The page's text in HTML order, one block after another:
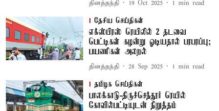
தினத்தந்தி 19 Oct 2025 1 min read
தேசிய செய்திகள்
எக்ஸ்பிரஸ் ரெயிலில் 2 தடவை
பெட்டிகள் கழன்று ஓடியதால் பரபரப்பு;
பயணிகள் அலறல்
தினத்தந்தி 28 Sep 2025 1 min read
தமிழக செய்திகள்
பாலக்காடு-திருச்செந்தூர் ரெயில்
கோவில்பட்டியுடன் நிறுத்தம்